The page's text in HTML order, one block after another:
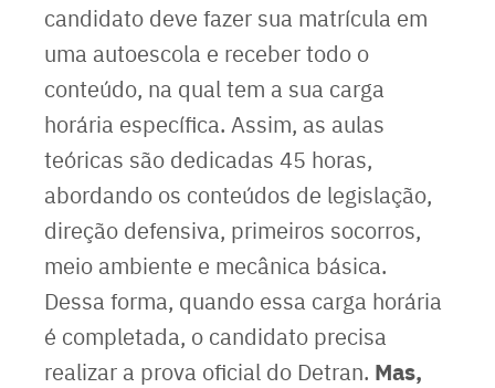
candidato deve fazer sua matrícula em
uma autoescola e receber todo o
conteúdo, na qual tem a sua carga
horária específica. Assim, as aulas
teóricas são dedicadas 45 horas,
abordando os conteúdos de legislação,
direção defensiva, primeiros socorros,
meio ambiente e mecânica básica.
Dessa forma, quando essa carga horária
é completada, o candidato precisa
realizar a prova oficial do Detran. Mas,